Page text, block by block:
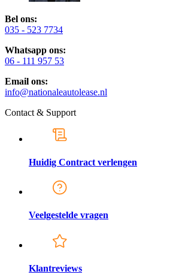
Bel ons:
035 - 523 7734
Whatsapp ons:
06 - 111 957 53
Email ons:
info@nationaleautolease.nl
Contact & Support
Huidig Contract verlengen
Veelgestelde vragen
Klantreviews